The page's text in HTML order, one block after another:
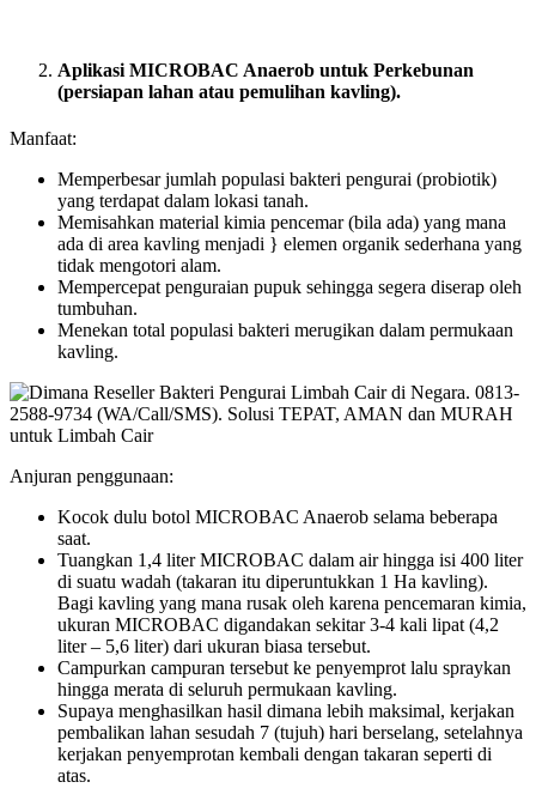
Aplikasi MICROBAC Anaerob untuk Perkebunan
(persiapan lahan atau pemulihan kavling).
Manfaat:
Memperbesar jumlah populasi bakteri pengurai (probiotik)
yang terdapat dalam lokasi tanah.
Memisahkan material kimia pencemar (bila ada) yang mana
ada di area kavling menjadi } elemen organik sederhana yang
tidak mengotori alam.
Mempercepat penguraian pupuk sehingga segera diserap oleh
tumbuhan.
Menekan total populasi bakteri merugikan dalam permukaan
kavling.
Anjuran penggunaan:
Kocok dulu botol MICROBAC Anaerob selama beberapa
saat.
Tuangkan 1,4 liter MICROBAC dalam air hingga isi 400 liter
di suatu wadah (takaran itu diperuntukkan 1 Ha kavling).
Bagi kavling yang mana rusak oleh karena pencemaran kimia,
ukuran MICROBAC digandakan sekitar 3-4 kali lipat (4,2
liter – 5,6 liter) dari ukuran biasa tersebut.
Campurkan campuran tersebut ke penyemprot lalu spraykan
hingga merata di seluruh permukaan kavling.
Supaya menghasilkan hasil dimana lebih maksimal, kerjakan
pembalikan lahan sesudah 7 (tujuh) hari berselang, setelahnya
kerjakan penyemprotan kembali dengan takaran seperti di
atas.